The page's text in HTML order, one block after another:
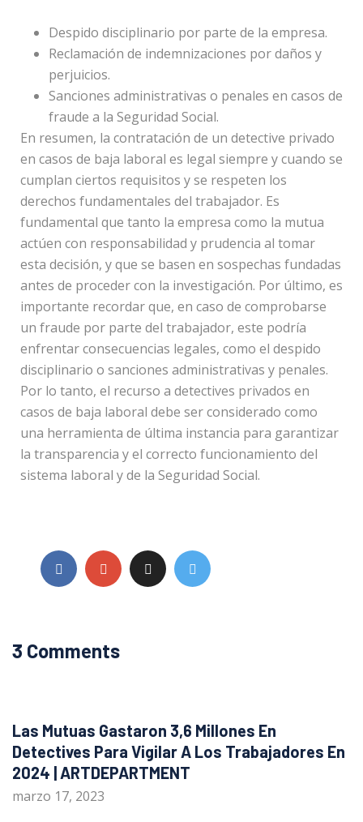
Despido disciplinario por parte de la empresa.
Reclamación de indemnizaciones por daños y
perjuicios.
Sanciones administrativas o penales en casos de
fraude a la Seguridad Social.
En resumen, la contratación de un detective privado
en casos de baja laboral es legal siempre y cuando se
cumplan ciertos requisitos y se respeten los
derechos fundamentales del trabajador. Es
fundamental que tanto la empresa como la mutua
actúen con responsabilidad y prudencia al tomar
esta decisión, y que se basen en sospechas fundadas
antes de proceder con la investigación. Por último, es
importante recordar que, en caso de comprobarse
un fraude por parte del trabajador, este podría
enfrentar consecuencias legales, como el despido
disciplinario o sanciones administrativas y penales.
Por lo tanto, el recurso a detectives privados en
casos de baja laboral debe ser considerado como
una herramienta de última instancia para garantizar
la transparencia y el correcto funcionamiento del
sistema laboral y de la Seguridad Social.
3 Comments
Las Mutuas Gastaron 3,6 Millones En
Detectives Para Vigilar A Los Trabajadores En
2024 | ARTDEPARTMENT
marzo 17, 2023